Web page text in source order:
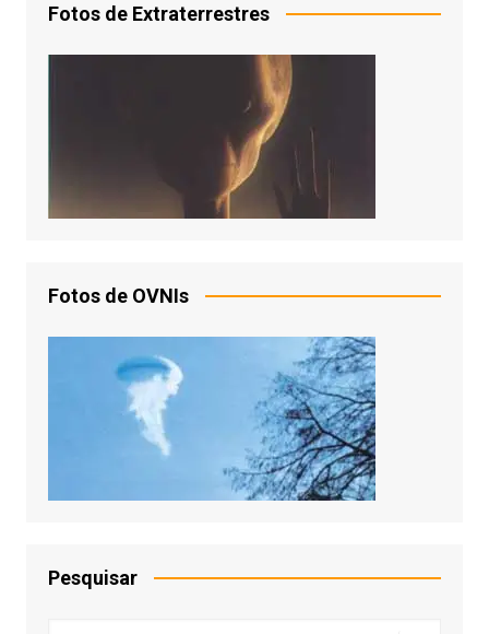
Fotos de Extraterrestres
Fotos de OVNIs
Pesquisar